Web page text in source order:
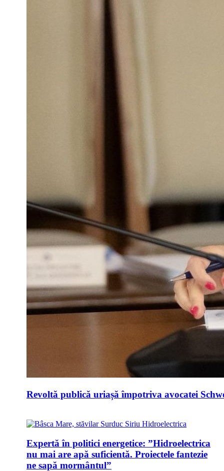
Revoltă publică uriașă împotriva avocatei
Expertă în politici energetice: ”Hidroelectrica
nu mai are apă suficientă. Proiectele fantezie
ne sapă mormântul”